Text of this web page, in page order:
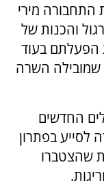
מירי
והכנות של
הפעלתם בעוד
השרה
החדשים
לסייע בפתרון
שהצטברו